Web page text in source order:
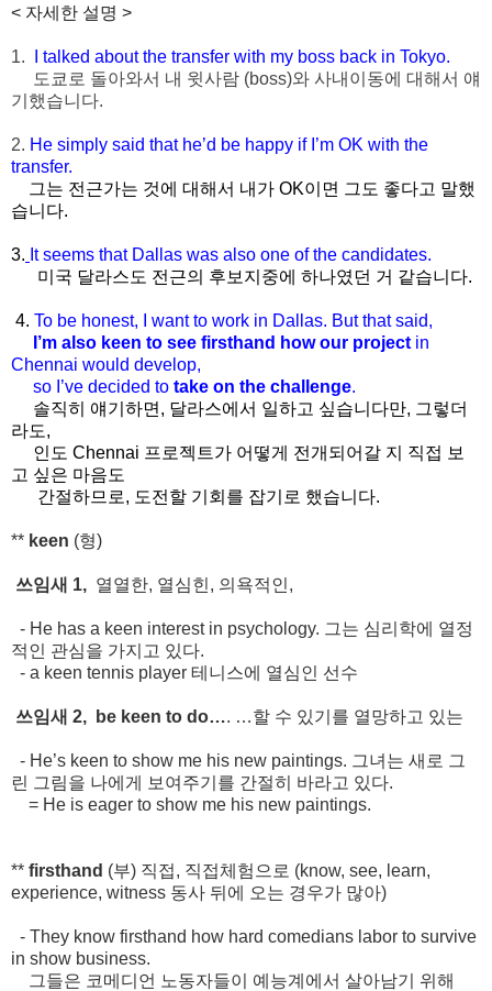
< 자세한 설명 >
1.
I talked about the transfer with my boss back in Tokyo.
도쿄로 돌아와서 내 윗사람 (boss)와 사내이동에 대해서 얘
기했습니다.
2. He simply said that he’d be happy if I’m OK with the
transfer.
그는 전근가는 것에 대해서 내가 OK이면 그도 좋다고 말했
습니다.
3. It seems that Dallas was also one of the candidates.
미국 달라스도 전근의 후보지중에 하나였던 거 같습니다.
4. To be honest, I want to work in Dallas. But that said,
I’m also keen to see firsthand how our project in
Chennai would develop,
so I’ve decided to take on the challenge.
솔직히 얘기하면, 달라스에서 일하고 싶습니다만, 그렇더
라도,
인도 Chennai 프로젝트가 어떻게 전개되어갈 지 직접 보
고 싶은 마음도
간절하므로, 도전할 기회를 잡기로 했습니다.
** keen (형)
쓰임새 1, 열열한, 열심힌 , 의욕적인,
- He has a keen interest in psychology. 그는 심리학에 열정
적인 관심을 가지고 있다.
- a keen tennis player 테니스에 열심인 선수
쓰임새 2, be keen to do…. …할 수 있기를 열망하고 있는
- He’s keen to show me his new paintings. 그녀는 새로 그
린 그림을 나에게 보여주기를 간절히 바라고 있다.
= He is eager to show me his new paintings.
** firsthand (부) 직접, 직접체험으로 (know, see, learn,
experience, witness 동사 뒤에 오는 경우가 많아)
- They know firsthand how hard comedians labor to survive
in show business.
그들은 코메디언 노동자들이 예능계에서 살아남기
위해